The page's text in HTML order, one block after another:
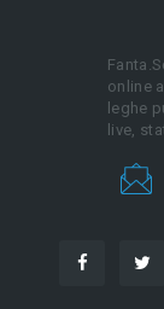
online
leghe
live,